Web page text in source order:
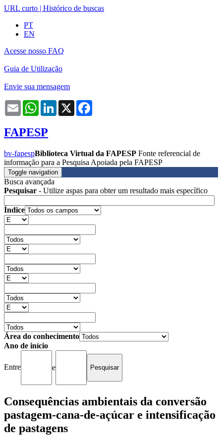
URL curto | Histórico de buscas
PT
EN
Acesse nosso FAQ
Guia de Utilização
Envie sua mensagem
Email WhatsAppLinkedIn
X
FAPESP
bv-fapespBiblioteca Virtual da FAPESP Fonte referencial de
informação para a Pesquisa Apoiada pela FAPESP
Toggle navigation
Busca avançada
Pesquisar - Utilize aspas para obter um resultado mais específico
Índice
Área do conhecimento
Ano de início
Entre e
Consequências ambientais da conversão
pastagem-cana-de-açúcar e intensificação
de pastagens